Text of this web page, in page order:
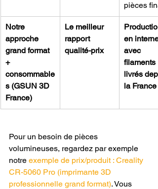
pièces
Notre
approche
grand format
+
consommable
s (GSUN 3D
France)
Le meilleur
rapport
qualité-prix
en interne
avec
filaments
livrés
la France
Pour un besoin de pièces
volumineuses, regardez par exemple
notre exemple de prix/produit : Creality
CR-5060 Pro (imprimante 3D
professionnelle grand format). Vous